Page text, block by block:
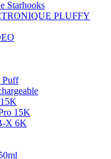
PLUFFY
Puff
15K
X 6K